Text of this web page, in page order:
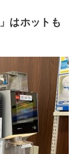
はホットも